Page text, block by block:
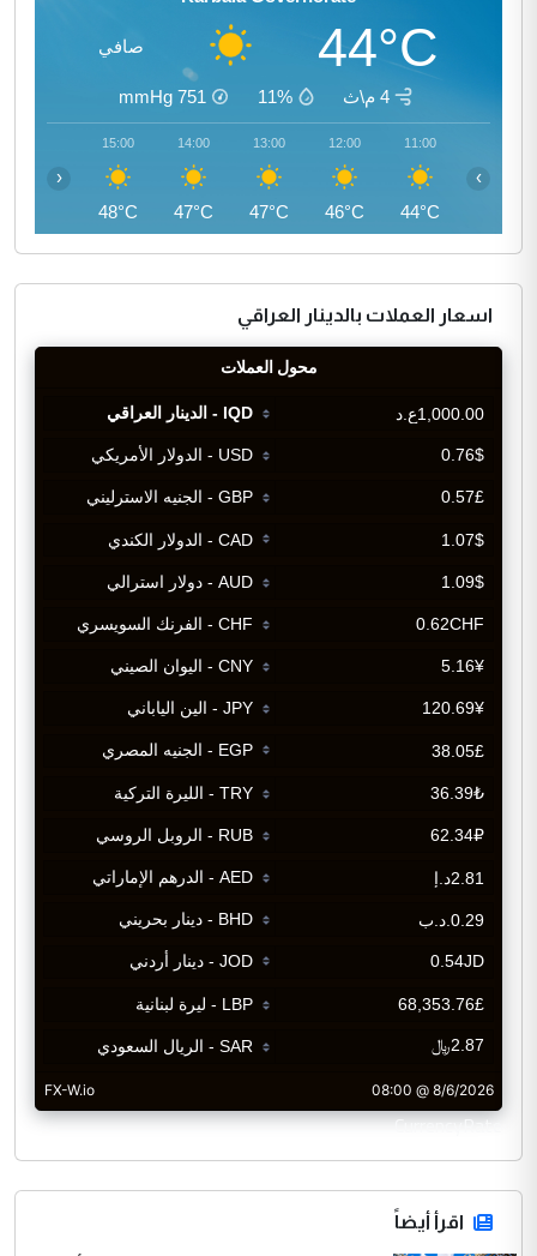
44°C صافي
4 م\ث 11%
751
mmHg
11:00
44°C
12:00
46°C
13:00
47°C
14:00
47°C
15:00
48°C
‹ ›
اسعار العملات بالدينار العراقي
CurrencyRate
اقرأ أيضاً